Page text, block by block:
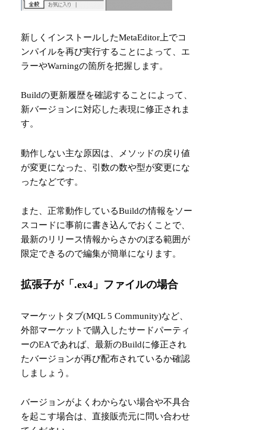
新しくインストールしたMetaEditor上でコ
ンパイルを再び実行することによって、エ
ラーやWarningの箇所を把握します。
Buildの更新履歴を確認することによって、
新バージョンに対応した表現に修正されま
す。
動作しない主な原因は、メソッドの戻り値
が変更になった、引数の数や型が変更にな
ったなどです。
また、正常動作しているBuildの情報をソー
スコードに事前に書き込んでおくことで、
最新のリリース情報からさかのぼる範囲が
限定できるので編集が簡単になります。
拡張子が「.ex4」ファイルの場合
マーケットタブ(MQL 5 Community)など、
外部マーケットで購入したサードパーティ
ーのEAであれば、最新のBuildに修正され
たバージョンが再び配布されているか確認
しましょう。
バージョンがよくわからない場合や不具合
を起こす場合は、直接販売元に問い合わせ